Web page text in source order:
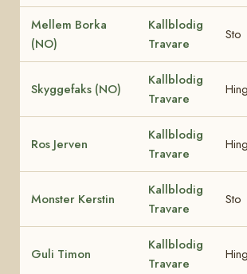
Mellem Borka
(NO)
Kallblodig
Travare
Sto
Skyggefaks (NO)
Kallblodig
Travare
Ros Jerven
Kallblodig
Travare
Monster Kerstin
Kallblodig
Travare
Sto
Guli Timon
Kallblodig
Travare